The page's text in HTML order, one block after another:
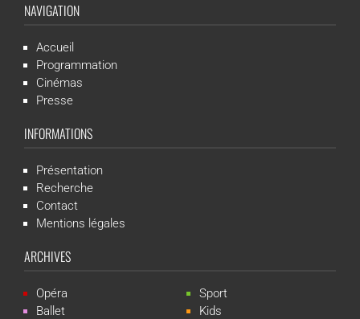
NAVIGATION
Accueil
Programmation
Cinémas
Presse
INFORMATIONS
Présentation
Recherche
Contact
Mentions légales
ARCHIVES
Opéra
Ballet
Sport
Kids